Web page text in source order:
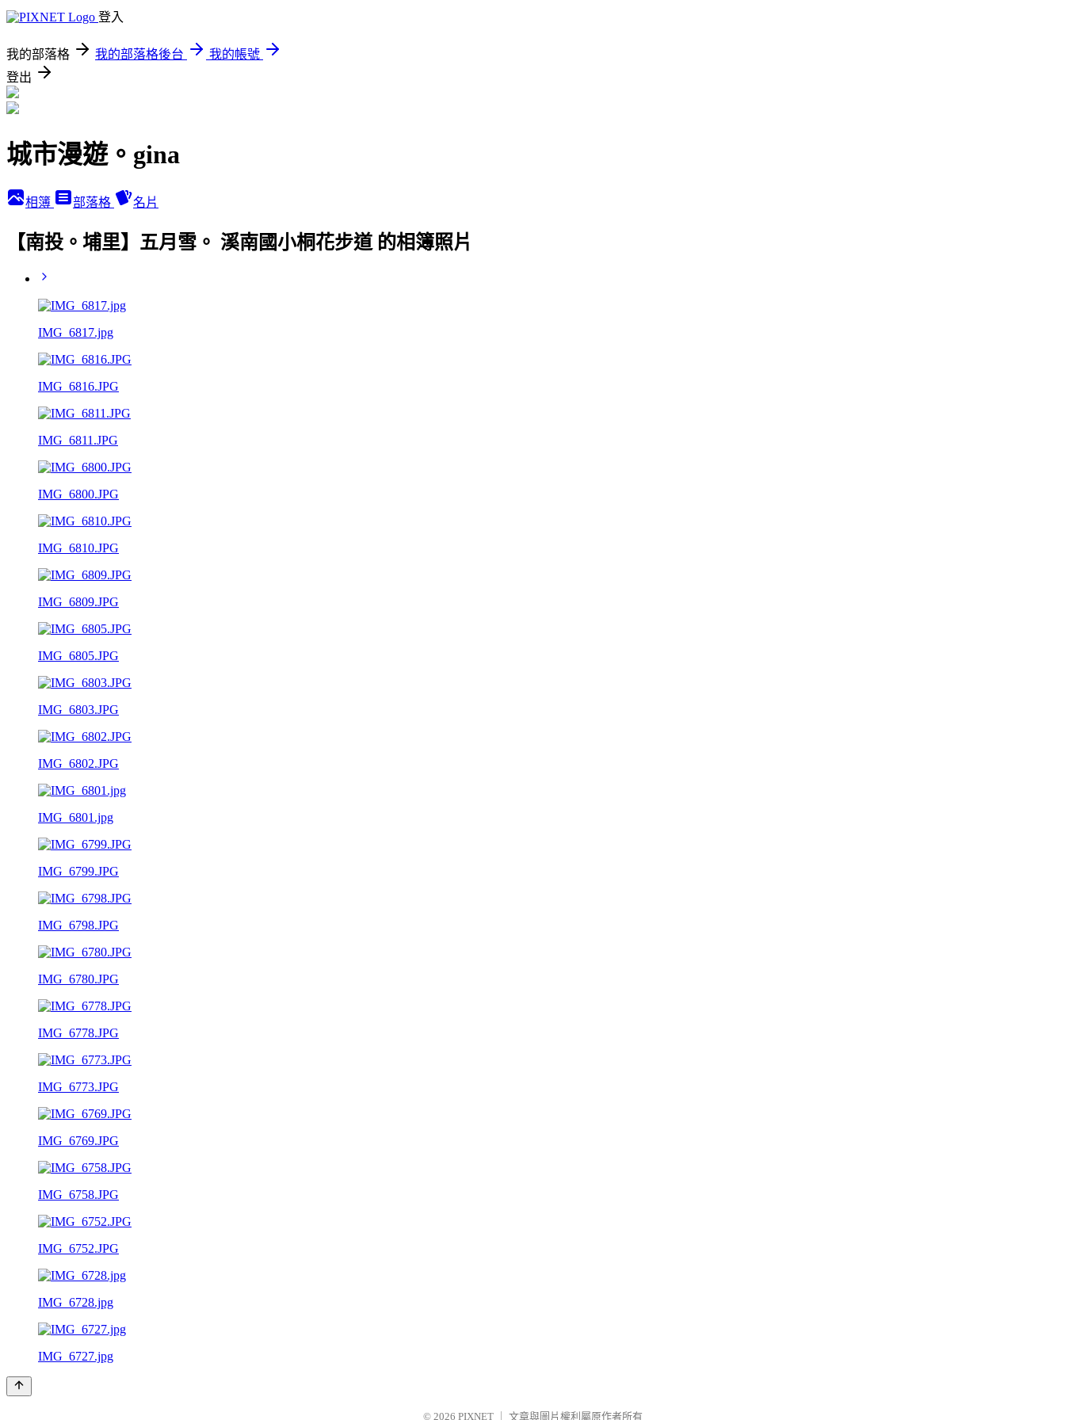
登入
我的部落格 我的部落格後台
我的帳號
登出
城市漫遊。gina
相簿 部落格 名片
【南投。埔里】五月雪。 溪南國小桐花步道 的相簿照片
IMG_6817.jpg
IMG_6816.JPG
IMG_6811.JPG
IMG_6800.JPG
IMG_6810.JPG
IMG_6809.JPG
IMG_6805.JPG
IMG_6803.JPG
IMG_6802.JPG
IMG_6801.jpg
IMG_6799.JPG
IMG_6798.JPG
IMG_6780.JPG
IMG_6778.JPG
IMG_6773.JPG
IMG_6769.JPG
IMG_6758.JPG
IMG_6752.JPG
IMG_6728.jpg
IMG_6727.jpg
© 2026 PIXNET 文章與圖片權利屬原作者所有